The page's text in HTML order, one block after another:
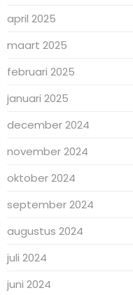
april 2025
maart 2025
februari 2025
januari 2025
december 2024
november 2024
oktober 2024
september 2024
augustus 2024
juli 2024
juni 2024